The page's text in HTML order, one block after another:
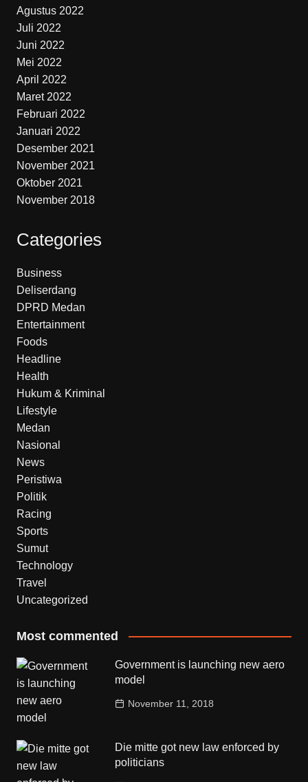
Agustus 2022
Juli 2022
Juni 2022
Mei 2022
April 2022
Maret 2022
Februari 2022
Januari 2022
Desember 2021
November 2021
Oktober 2021
November 2018
Categories
Business
Deliserdang
DPRD Medan
Entertainment
Foods
Headline
Health
Hukum & Kriminal
Lifestyle
Medan
Nasional
News
Peristiwa
Politik
Racing
Sports
Sumut
Technology
Travel
Uncategorized
Most commented
Government is launching new aero
model
November 11, 2018
Die mitte got new law enforced by
politicians